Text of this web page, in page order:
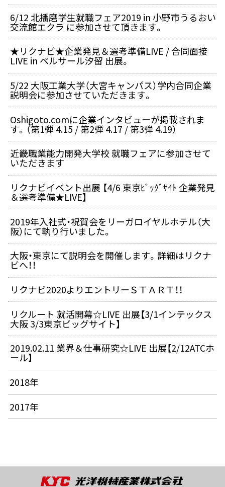
6/12 北播磨学生就職フェア2019 in 小野市うるおい
交流館エクラ に参加させて頂きます。
★リクナビ★企業発見＆選考準備LIVE / 合同面接
LIVE in ベルサール汐留 出展。
5/22 大阪工業大学（大宮キャンパス）学内合同企業
説明会に参加させていただきます。
Oshigoto.comに企業インタビューが掲載されま
す。（第1弾 4.15 / 第2弾 4.17 / 第3弾 4.19）
近畿職業能力開発大学校 就職フェアに参加させて
いただきます
リクナビイベント出展 【4/6 東京ﾋﾞｯｸﾞｻｲﾄ 企業発見
＆選考準備★LIVE】
2019年入社式・祝賀会をリーガロイヤルホテル（大
阪）にて執り行いました。
大阪・東京にて説明会を開催します。詳細はリクナ
ビへ！！
リクナビ2020よりエントリーＳＴＡＲＴ！！
リクルート 就活開幕☆LIVE 出展【3/1インテックス
大阪 3/3東京ビッグサイト】
2019.02.11 業界＆仕事研究☆LIVE 出展【2/12ATCホ
ール】
2018年
2017年